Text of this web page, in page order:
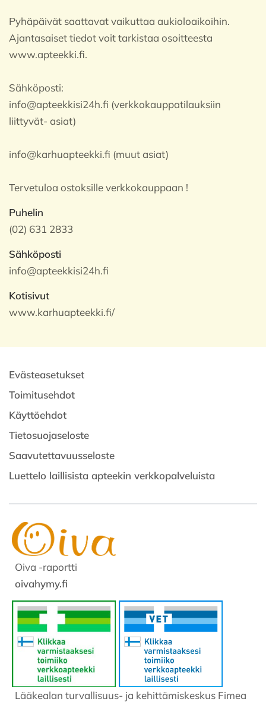
Pyhäpäivät saattavat vaikuttaa aukioloaikoihin.
Ajantasaiset tiedot voit tarkistaa osoitteesta
www.apteekki.fi.
Sähköposti:
info@apteekkisi24h.fi (verkkokauppatilauksiin
liittyvät- asiat)
info@karhuapteekki.fi (muut asiat)
Tervetuloa ostoksille verkkokauppaan !
Puhelin
(02) 631 2833
Sähköposti
info@apteekkisi24h.fi
Kotisivut
www.karhuapteekki.fi/
Evästeasetukset
Toimitusehdot
Käyttöehdot
Tietosuojaseloste
Saavutettavuusseloste
Luettelo laillisista apteekin verkkopalveluista
Oiva -raportti
oivahymy.fi
Lääkealan turvallisuus- ja kehittämiskeskus Fimea